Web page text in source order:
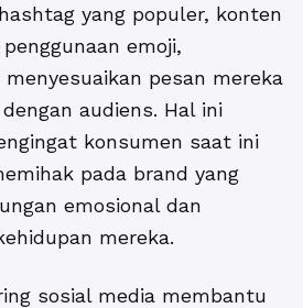
yang populer, konten
emoji,
pesan mereka
audiens. Hal ini
konsumen saat ini
pada brand yang
emosional dan
mereka.
sosial media membantu